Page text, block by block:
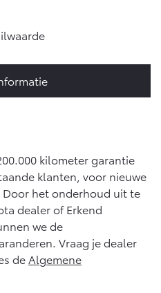
kilometer garantie
klanten, voor nieuwe
Door het onderhoud uit te
dealer of Erkend
we de
Vraag je dealer
de Algemene